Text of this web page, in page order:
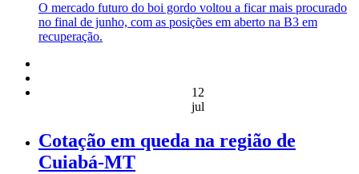
O mercado futuro do boi gordo voltou a ficar mais procurado
no final de junho, com as posições em aberto na B3 em
recuperação.
12
jul
Cotação em queda na região de
Cuiabá-MT